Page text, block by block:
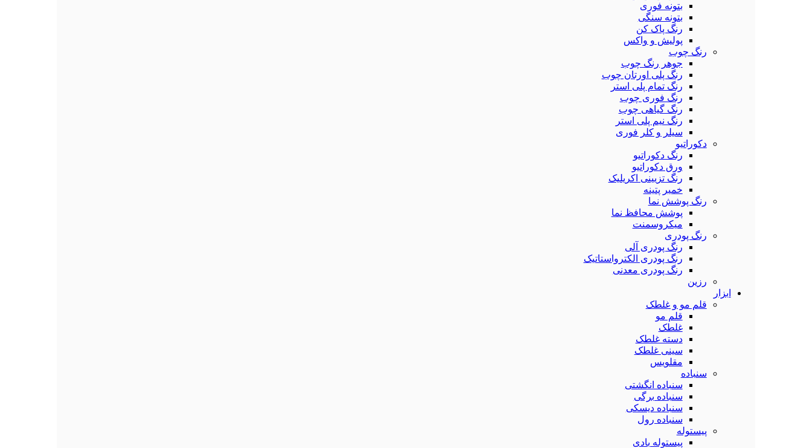
بتونه فوری
بتونه سنگی
رنگ پاک کن
پولیش و واکس
رنگ چوب
جوهر رنگ چوب
رنگ پلی اورتان چوب
رنگ تمام پلی استر
رنگ فوری چوب
رنگ گیاهی چوب
رنگ نیم پلی استر
سیلر و کلر فوری
دکوراتیو
رنگ دکوراتیو
ورق دکوراتیو
رنگ تزیینی اکریلیک
خمیر پتینه
رنگ پوشش نما
پوشش محافظ نما
میکروسمنت
رنگ پودری
رنگ پودری آلی
رنگ پودری الکترواستاتیک
رنگ پودری معدنی
رزین
ابزار
قلم مو و غلطک
قلم مو
غلطک
دسته غلطک
سینی غلطک
مقلویس
سنباده
سنباده انگشتی
سنباده برگی
سنباده دیسکی
سنباده رول
پیستوله
پیستوله بادی